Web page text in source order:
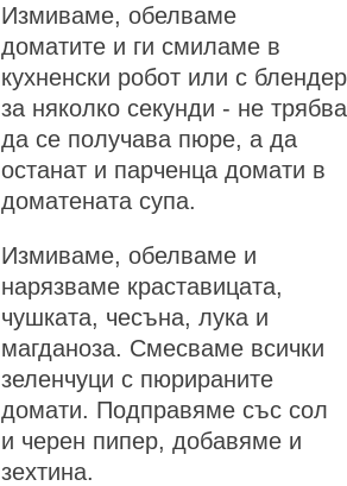
Измиваме, обелваме
доматите и ги смиламе в
кухненски робот или с блендер
за няколко секунди - не трябва
да се получава пюре, а да
останат и парченца домати в
доматената супа.
Измиваме, обелваме и
нарязваме краставицата,
чушката, чесъна, лука и
магданоза. Смесваме всички
зеленчуци с пюрираните
домати. Подправяме със сол
и черен пипер, добавяме и
зехтина.